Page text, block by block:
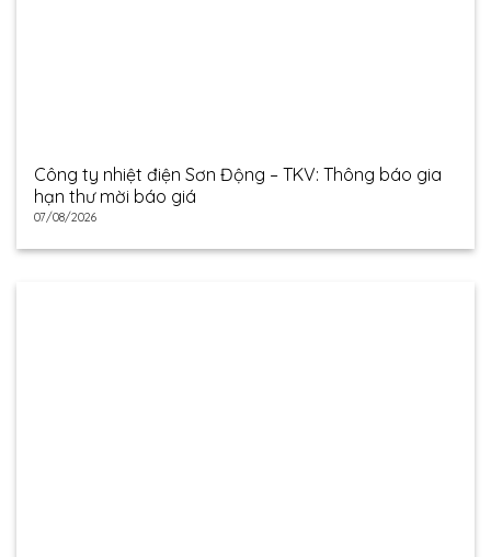
Công ty nhiệt điện Sơn Động – TKV: Thông báo gia
hạn thư mời báo giá
07/08/2026